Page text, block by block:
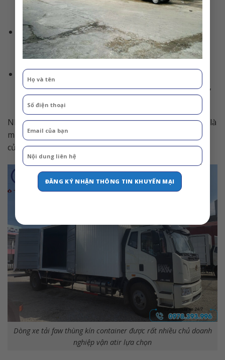
chở hàng nông sản.”
Chị Lan (Chủ doanh nghiệp vận tải tại Đà Nẵng):
“Xe chạy êm, bền bỉ, ít hư hỏng. Dịch vụ bảo hành
tốt, phụ tùng thay thế dễ tìm và giá cả hợp lý.”
Anh Tùng (Chủ đội xe vận tải ở TP.HCM):
“FAW là lựa chọn đúng đắn. Xe vừa tiết kiệm chi phí,
vừa đáp ứng nhu cầu vận chuyển đường dài.”
Những đánh giá tích cực từ người dùng thực tế chính là
minh chứng rõ ràng nhất cho chất lượng và hiệu quả
của xe tải Faw 8 tấn thùng kín container 9m7.
Dòng xe tải faw thùng kín container được rất nhiều chủ doanh
nghiệp vận atir lựa chọn